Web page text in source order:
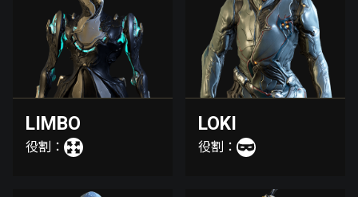
LIMBO
役割：
LOKI
役割：